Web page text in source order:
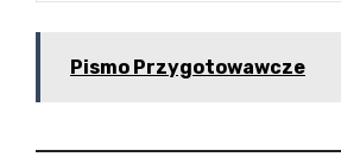
Pismo Przygotowawcze